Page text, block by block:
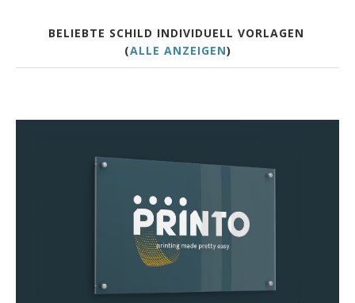
BELIEBTE SCHILD INDIVIDUELL VORLAGEN
(ALLE ANZEIGEN)